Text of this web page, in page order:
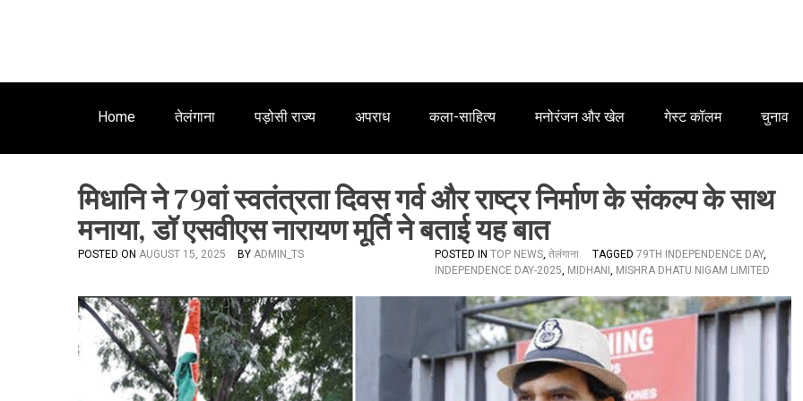
Home तेलंगाना पड़ोसी राज्य अपराध कला-साहित्य मनोरंजन और खेल गेस्ट कॉलम चुनाव
मिधानि ने 79वां स्वतंत्रता दिवस गर्व और राष्ट्र निर्माण के संकल्प के साथ
मनाया, डॉ एसवीएस नारायण मूर्ति ने बताई यह बात
POSTED ON AUGUST 15, 2025 BY ADMIN_TS POSTED IN TOP NEWS, तेलंगाना TAGGED 79TH INDEPENDENCE DAY,
INDEPENDENCE DAY-2025, MIDHANI , MISHRA DHATU NIGAM LIMITED